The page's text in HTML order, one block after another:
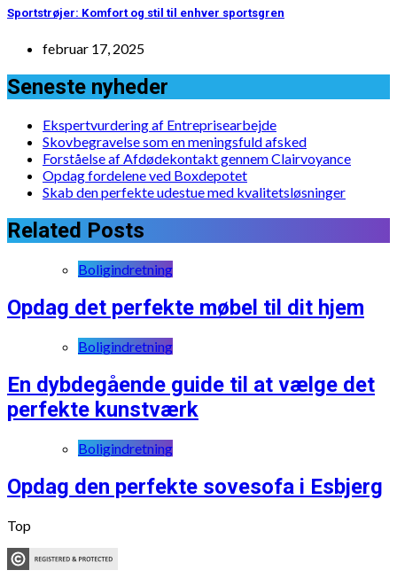
Sportstrøjer: Komfort og stil til enhver sportsgren
februar 17, 2025
Seneste nyheder
Ekspertvurdering af Entreprisearbejde
Skovbegravelse som en meningsfuld afsked
Forståelse af Afdødekontakt gennem Clairvoyance
Opdag fordelene ved Boxdepotet
Skab den perfekte udestue med kvalitetsløsninger
Related Posts
Boligindretning
Opdag det perfekte møbel til dit hjem
Boligindretning
En dybdegående guide til at vælge det
perfekte kunstværk
Boligindretning
Opdag den perfekte sovesofa i Esbjerg
Top